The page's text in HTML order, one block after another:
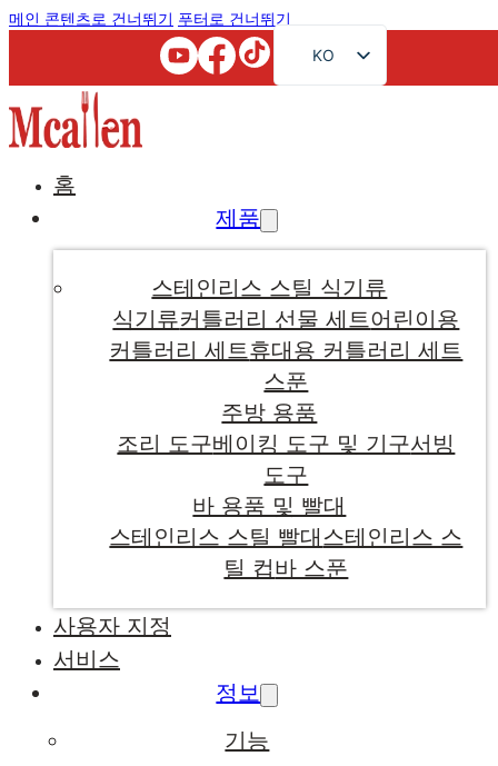
메인 콘텐츠로 건너뛰기 푸터로 건너뛰기
KO
EN
DE
ES
PT
홈
제품
스테인리스 스틸 식기류
식기류커틀러리 선물 세트어린이용
커틀러리 세트휴대용 커틀러리 세트
스푼
주방 용품
조리 도구베이킹 도구 및 기구서빙
도구
바 용품 및 빨대
스테인리스 스틸 빨대 스테인리스 스
틸 컵바 스푼
사용자 지정
서비스
정보
기능